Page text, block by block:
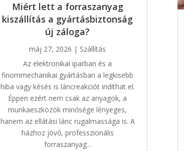
Miért lett a forraszanyag
kiszállítás a gyártásbiztonság
új záloga?
máj 27, 2026 | Szállítás
Az elektronikai iparban és a
finommechanikai gyártásban a legkisebb
hiba vagy késés is láncreakciót indíthat el.
Éppen ezért nem csak az anyagok, a
munkaeszközök minősége lényeges,
hanem az ellátási lánc rugalmassága is. A
házhoz jövő, professzionális
forraszanyag...